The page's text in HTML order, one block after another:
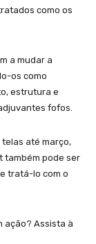
como os
a mudar a
os como
estrutura e
fofos.
até março,
também pode ser
tratá-lo com o
ação? Assista à